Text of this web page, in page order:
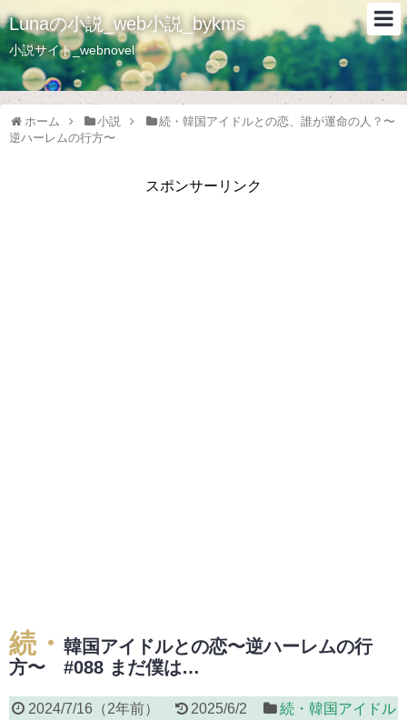
Lunaの小説_web小説_bykms
小説サイト_webnovel
ホーム 小説
続・韓国アイドルとの恋、誰が運命の人？〜
逆ハーレムの行方〜
スポンサーリンク
続・ 韓国アイドルとの恋〜逆ハーレムの行
方〜 #088 まだ僕は…
2024/7/16 （2年前） 2025/6/2
続・韓国アイドル